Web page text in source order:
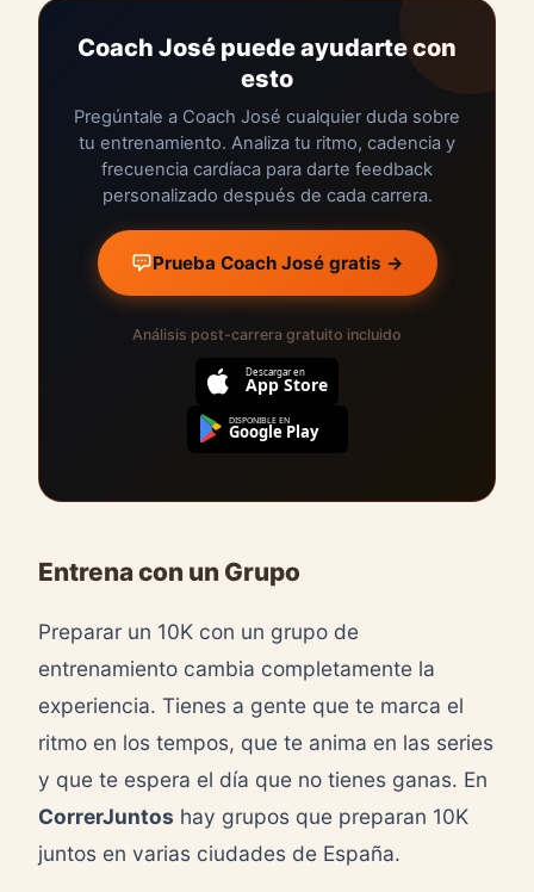
Coach José puede ayudarte con
esto
Pregúntale a Coach José cualquier duda sobre
tu entrenamiento. Analiza tu ritmo, cadencia y
frecuencia cardíaca para darte feedback
personalizado después de cada carrera.
Prueba Coach José gratis →
Análisis post-carrera gratuito incluido
Descargar en
App Store
DISPONIBLE EN
Google Play
Entrena con un Grupo
Preparar un 10K con un grupo de
entrenamiento cambia completamente la
experiencia. Tienes a gente que te marca el
ritmo en los tempos, que te anima en las series
y que te espera el día que no tienes ganas. En
CorrerJuntos hay grupos que preparan 10K
juntos en varias ciudades de España.